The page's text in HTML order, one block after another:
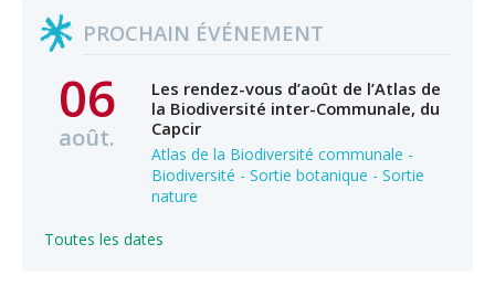
PROCHAIN ÉVÉNEMENT
06
août.
Les rendez-vous d’août de l’Atlas de
la Biodiversité inter-Communale, du
Capcir
Atlas de la Biodiversité communale -
Biodiversité - Sortie botanique - Sortie
nature
Toutes les dates